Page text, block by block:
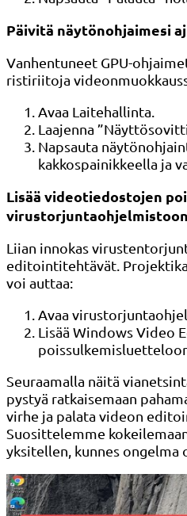
Päivitä näytönohjaimesi
Vanhentuneet GPU-
ristiriitoja
Avaa Laitehallinta.
Laajenna
Napsauta
kakkospainikkeella ja
Lisää videotiedostojen
virustorjuntaohjelmistoon
Liian innokas
editointitehtävät.
voi auttaa:
Avaa
Lisää Windows Video
Seuraamalla näitä
pystyä ratkaisemaan
virhe ja palata videon
Suosittelemme
yksitellen, kunnes ongelma